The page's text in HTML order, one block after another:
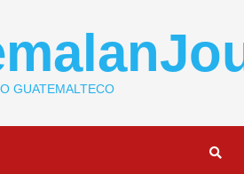
GUATEMALTECO